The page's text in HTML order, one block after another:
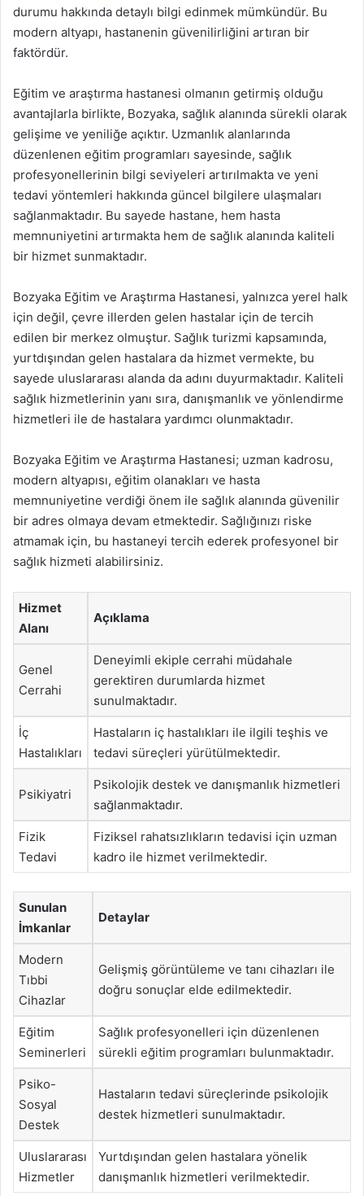
durumu hakkında detaylı bilgi edinmek mümkündür. Bu
modern altyapı, hastanenin güvenilirliğini artıran bir
faktördür.
Eğitim ve araştırma hastanesi olmanın getirmiş olduğu
avantajlarla birlikte, Bozyaka, sağlık alanında sürekli olarak
gelişime ve yeniliğe açıktır. Uzmanlık alanlarında
düzenlenen eğitim programları sayesinde, sağlık
profesyonellerinin bilgi seviyeleri artırılmakta ve yeni
tedavi yöntemleri hakkında güncel bilgilere ulaşmaları
sağlanmaktadır. Bu sayede hastane, hem hasta
memnuniyetini artırmakta hem de sağlık alanında kaliteli
bir hizmet sunmaktadır.
Bozyaka Eğitim ve Araştırma Hastanesi, yalnızca yerel halk
için değil, çevre illerden gelen hastalar için de tercih
edilen bir merkez olmuştur. Sağlık turizmi kapsamında,
yurtdışından gelen hastalara da hizmet vermekte, bu
sayede uluslararası alanda da adını duyurmaktadır. Kaliteli
sağlık hizmetlerinin yanı sıra, danışmanlık ve yönlendirme
hizmetleri ile de hastalara yardımcı olunmaktadır.
Bozyaka Eğitim ve Araştırma Hastanesi; uzman kadrosu,
modern altyapısı, eğitim olanakları ve hasta
memnuniyetine verdiği önem ile sağlık alanında güvenilir
bir adres olmaya devam etmektedir. Sağlığınızı riske
atmamak için, bu hastaneyi tercih ederek profesyonel bir
sağlık hizmeti alabilirsiniz.
Hizmet
Alanı
Açıklama
Genel
Cerrahi
Deneyimli ekiple cerrahi müdahale
gerektiren durumlarda hizmet
sunulmaktadır.
İç
Hastalıkları
Hastaların iç hastalıkları ile ilgili teşhis ve
tedavi süreçleri yürütülmektedir.
Psikiyatri
Psikolojik destek ve danışmanlık hizmetleri
sağlanmaktadır.
Fizik
Tedavi
Fiziksel rahatsızlıkların tedavisi için uzman
kadro ile hizmet verilmektedir.
Sunulan
İmkanlar
Detaylar
Modern
Tıbbi
Cihazlar
Gelişmiş görüntüleme ve tanı cihazları ile
doğru sonuçlar elde edilmektedir.
Eğitim
Seminerleri
Sağlık profesyonelleri için düzenlenen
sürekli eğitim programları bulunmaktadır.
Psiko-
Sosyal
Destek
Hastaların tedavi süreçlerinde psikolojik
destek hizmetleri sunulmaktadır.
Uluslararası
Hizmetler
Yurtdışından gelen hastalara yönelik
danışmanlık hizmetleri verilmektedir.